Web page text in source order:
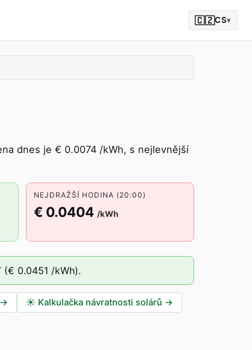
🇨🇿CS▾
dnes je € 0.0074 /kWh, s nejlevnější
NEJDRAŽŠÍ HODINA (20:00)
€ 0.0404 /kWh
(€ 0.0451 /kWh).
→ ☀️ Kalkulačka návratnosti solárů →